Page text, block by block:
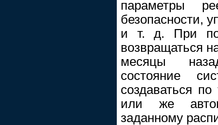
параметры
безопасности,
и т. д. При
возвращаться
месяцы
состояние
создаваться
или же
заданному